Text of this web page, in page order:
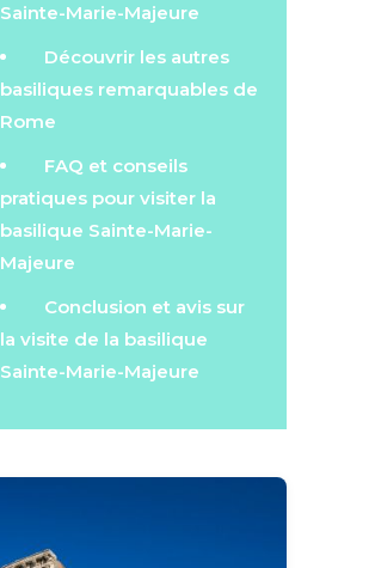
Sainte-Marie-Majeure
Découvrir les autres
basiliques remarquables de
Rome
FAQ et conseils
pratiques pour visiter la
basilique Sainte-Marie-
Majeure
Conclusion et avis sur
la visite de la basilique
Sainte-Marie-Majeure